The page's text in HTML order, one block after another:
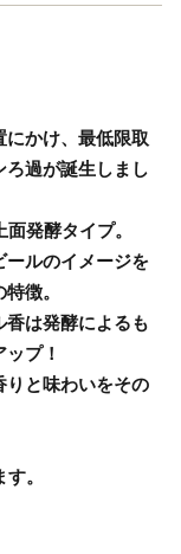
かけ、最低限取
ろ過が誕生しまし
発酵タイプ。
ールのイメージを
徴。
は発酵によるも
プ！
りと味わいをその
。